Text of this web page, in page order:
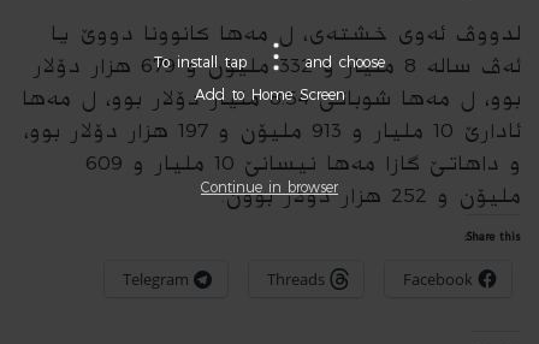
لدووڤ ئه‌وی خشته‌ی، ل مه‌ها كانوونا دووێ یا
ئه‌ڤ ساله‌ 8 ملیار و 332 ملیۆن و 679 هزار دۆلار
بوو، ل مه‌ها شوباتێ 8.54 ملیار دۆلار بوو، ل مه‌ها
ئادارێ 10 ملیار و 913 ملیۆن و 197 هزار دۆلار بوو،
و داهاتێ گازا مه‌ها نیسانێ 10 ملیار و 609
ملیۆن و 252 هزار دۆلار بوون.
Share this:
Facebook
Threads
Telegram
To install tap
and choose
Add to Home Screen
Continue in browser